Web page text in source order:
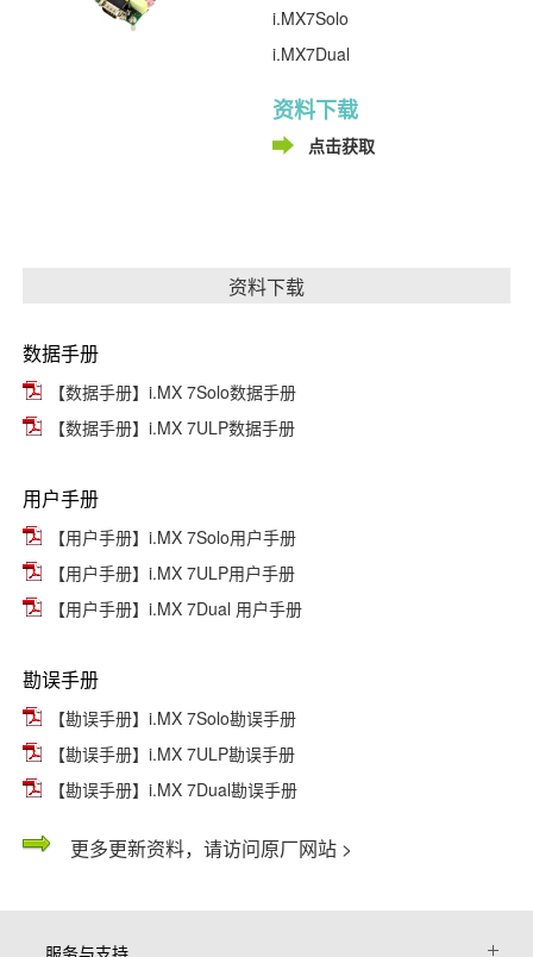
i.MX7Solo
i.MX7Dual
资料下载
点击获取
资料下载
数据手册
【数据手册】i.MX 7Solo数据手册
【数据手册】i.MX 7ULP数据手册
用户手册
【用户手册】i.MX 7Solo用户手册
【用户手册】i.MX 7ULP用户手册
【用户手册】i.MX 7Dual 用户手册
勘误手册
【勘误手册】i.MX 7Solo勘误手册
【勘误手册】i.MX 7ULP勘误手册
【勘误手册】i.MX 7Dual勘误手册
更多更新资料，请访问原厂网站 >
服务与支持